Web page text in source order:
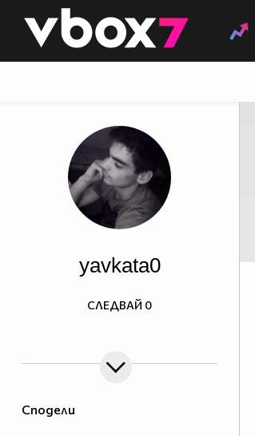
👾
Сподели
yavkata0
СЛЕДВАЙ 0